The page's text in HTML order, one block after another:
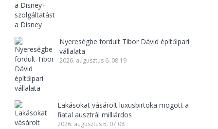
Nyereségbe fordult Tibor Dávid építőipari
vállalata
2026. augusztus 6. 08:19
Lakásokat vásárolt luxusbirtoka mögött a
fiatal ausztrál milliárdos
2026. augusztus 5. 07:08